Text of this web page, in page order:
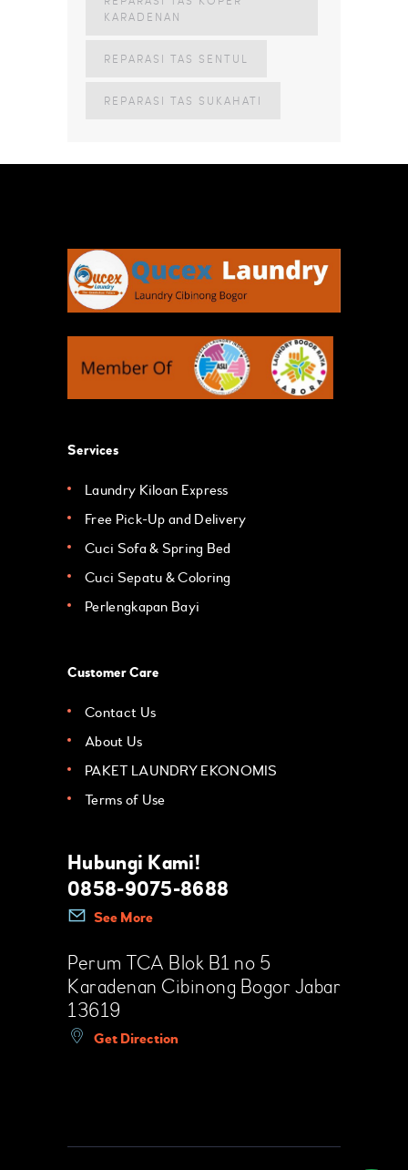
KARADENAN
REPARASI TAS SENTUL
REPARASI TAS SUKAHATI
Services
Laundry Kiloan Express
Free Pick-Up and Delivery
Cuci Sofa & Spring Bed
Cuci Sepatu & Coloring
Perlengkapan Bayi
Customer Care
Contact Us
About Us
PAKET LAUNDRY EKONOMIS
Terms of Use
Hubungi Kami!
0858-9075-8688
See More
Perum TCA Blok B1 no 5
Karadenan Cibinong Bogor Jabar
13619
Get Direction